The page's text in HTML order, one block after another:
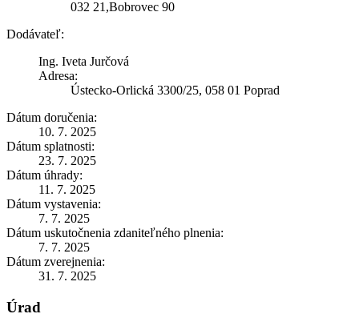
032 21,Bobrovec 90
Dodávateľ:
Ing. Iveta Jurčová
Adresa:
Ústecko-Orlická 3300/25, 058 01 Poprad
Dátum doručenia:
10. 7. 2025
Dátum splatnosti:
23. 7. 2025
Dátum úhrady:
11. 7. 2025
Dátum vystavenia:
7. 7. 2025
Dátum uskutočnenia zdaniteľného plnenia:
7. 7. 2025
Dátum zverejnenia:
31. 7. 2025
Úrad